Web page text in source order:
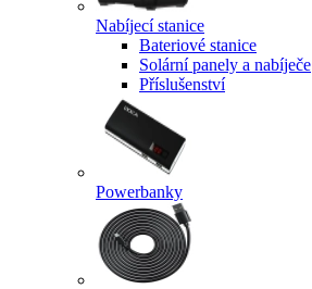
Nabíjecí stanice
Bateriové stanice
Solární panely a nabíječe
Příslušenství
Powerbanky